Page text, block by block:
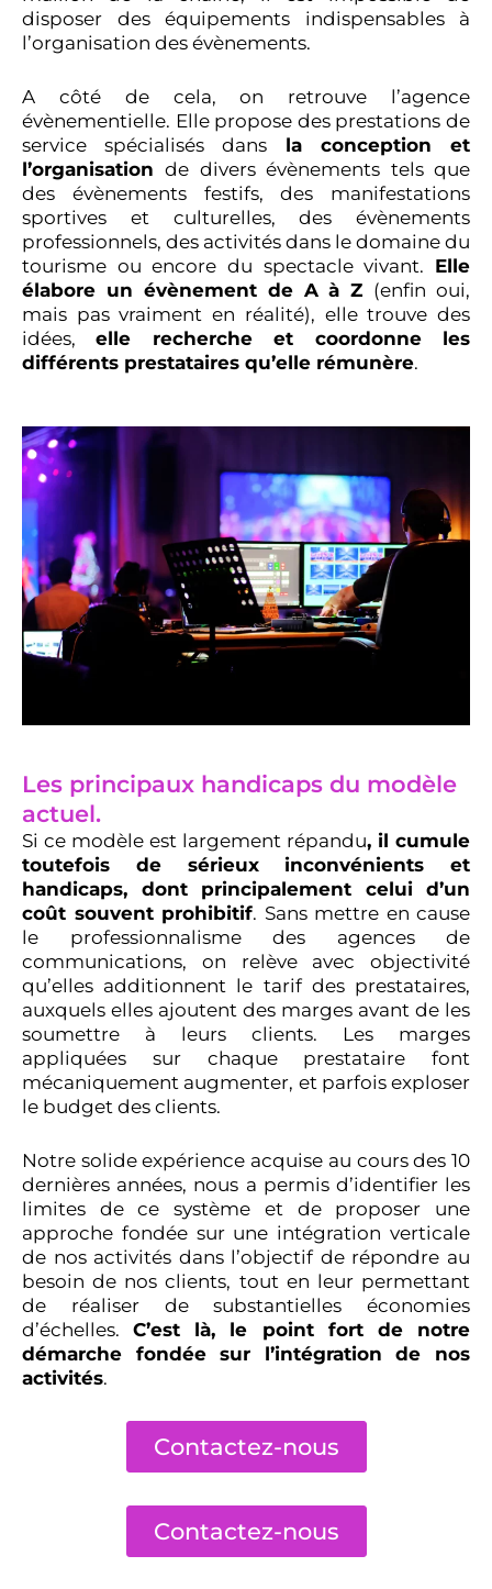
disposer des équipements indispensables à
l’organisation des évènements.
A côté de cela, on retrouve l’agence
évènementielle. Elle propose des prestations de
service spécialisés dans la conception et
l’organisationde divers évènements tels que
des évènements festifs, des manifestations
sportives et culturelles, des évènements
professionnels, des activités dans le domaine du
tourisme ou encore du spectacle vivant. Elle
élabore un évènement de A à Z (enfin oui,
mais pas vraiment en réalité), elle trouve des
idées,elle recherche et coordonne les
différents prestataires qu’elle rémunère.
Les principaux handicaps du modèle
actuel.
Si ce modèle est largement répandu, il cumule
toutefois de sérieux inconvénients et
handicaps, dont principalement celui d’un
coût souvent prohibitif. Sans mettre en cause
le professionnalisme des agences de
communications, on relève avec objectivité
qu’elles additionnent le tarif des prestataires,
auxquels elles ajoutent des marges avant de les
soumettre à leurs clients. Les marges
appliquées sur chaque prestataire font
mécaniquement augmenter, et parfois exploser
le budget des clients.
Notre solide expérience acquise au cours des 10
dernières années, nous a permis d’identifier les
limites de ce système et de proposer une
approche fondée sur une intégration verticale
de nos activités dans l’objectif de répondre au
besoin de nos clients, tout en leur permettant
de réaliser de substantielles économies
d’échelles.C’est là, le point fort de notre
démarche fondée sur l’intégration de nos
activités.
Contactez-nous
Contactez-nous